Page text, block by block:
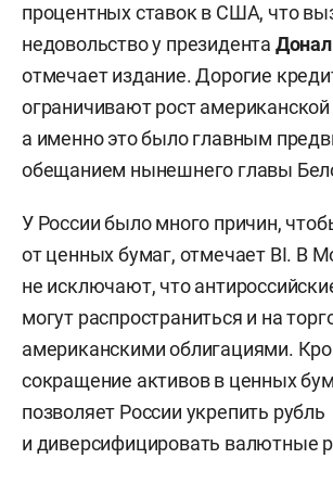
процентных ставок в США, что
недовольство у президента
отмечает издание. Дорогие
ограничивают рост
а именно это было главным
обещанием нынешнего главы
У России было много причин,
от ценных бумаг, отмечает BI. В
не исключают, что
могут распространиться и на
американскими облигациями.
сокращение активов в ценных
позволяет России укрепить рубль
и диверсифицировать валютные